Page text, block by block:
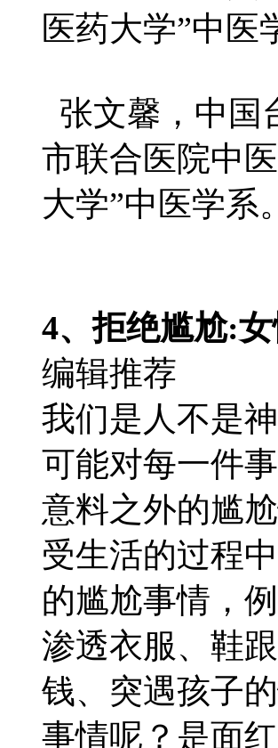
医药大学”中医
张文馨，中国
市联合医院中
大学”中医学系。
4、拒绝尴尬:
编辑推荐
我们是人不是
可能对每一件
意料之外的尴
受生活的过程
的尴尬事情，
渗透衣服、鞋
钱、突遇孩子
事情呢？是面